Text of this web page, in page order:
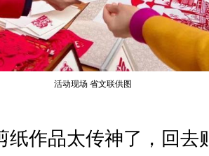
活动现场 省文联供图
作品太传神了，回去